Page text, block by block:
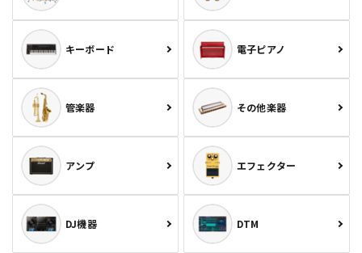
キーボード 電子ピアノ
管楽器 その他楽器
アンプ エフェクター
DJ機器 DTM